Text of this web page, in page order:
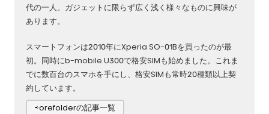
代の一人。ガジェットに限らず広く浅く様々なものに興味が
あります。
スマートフォンは2010年にXperia SO-01Bを買ったのが最
初。同時にb-mobile U300で格安SIMも始めました。これま
でに数百台のスマホを手にし、格安SIMも常時20種類以上契
約しています。
⇨orefolderの記事一覧